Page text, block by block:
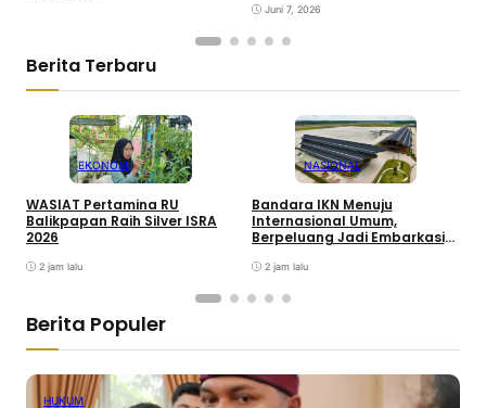
Juni 7, 2026
Berita Terbaru
EKONOMI
WASIAT Pertamina RU
Balikpapan Raih Silver ISRA
2026
2 jam lalu
NASIONAL
Bandara IKN Menuju
Internasional Umum,
Berpeluang Jadi Embarkasi
2 jam lalu
Berita Populer
HUKUM